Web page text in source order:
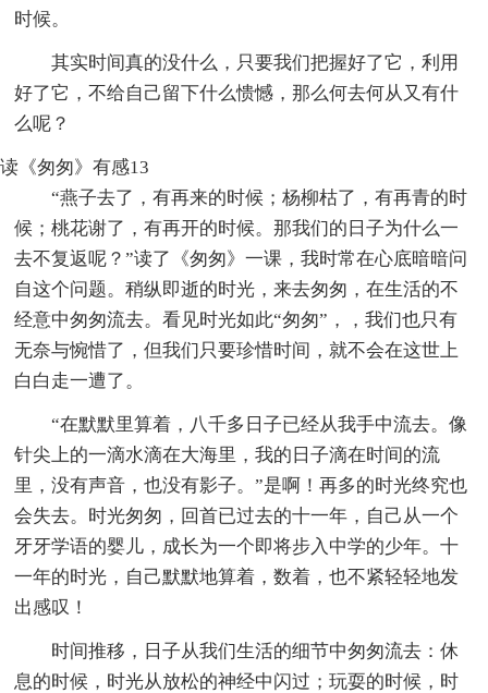
时候。
其实时间真的没什么，只要我们把握好了它，利用
好了它，不给自己留下什么愦憾，那么何去何从又有什
么呢？
读《匆匆》有感13
“燕子去了，有再来的时候；杨柳枯了，有再青的时
候；桃花谢了，有再开的时候。那我们的日子为什么一
去不复返呢？”读了《匆匆》一课，我时常在心底暗暗问
自这个问题。稍纵即逝的时光，来去匆匆，在生活的不
经意中匆匆流去。看见时光如此“匆匆”，，我们也只有
无奈与惋惜了，但我们只要珍惜时间，就不会在这世上
白白走一遭了。
“在默默里算着，八千多日子已经从我手中流去。像
针尖上的一滴水滴在大海里，我的日子滴在时间的流
里，没有声音，也没有影子。”是啊！再多的时光终究也
会失去。时光匆匆，回首已过去的十一年，自己从一个
牙牙学语的婴儿，成长为一个即将步入中学的少年。十
一年的时光，自己默默地算着，数着，也不紧轻轻地发
出感叹！
时间推移，日子从我们生活的细节中匆匆流去：休
息的时候，时光从放松的神经中闪过；玩耍的时候，时